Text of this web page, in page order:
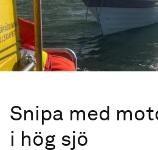
Snipa med
i hög sjö